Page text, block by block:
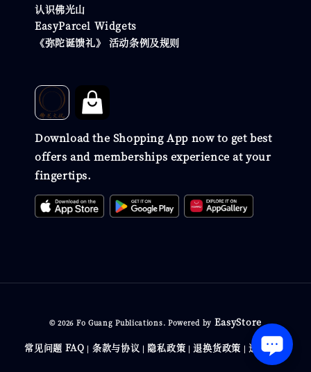
认识佛光山
EasyParcel Widgets
《弥陀诞馈礼》 活动条例及规则
Download the Shopping App now to get best
offers and memberships experience at your
fingertips.
© 2026 Fo Guang Publications. Powered by EasyStore
常见问题 FAQ | 条款与协议 | 隐私政策 |退换货政策 |送货政策